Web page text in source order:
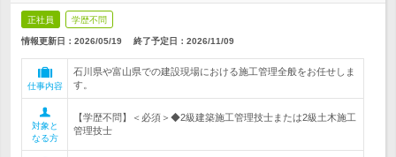
正社員 学歴不問
情報更新日：2026/05/19 終了予定日： 2026/11/09
仕事内容
石川県や富山県での建設現場における施工管理全般をお任せしま
す。
対象と
なる方
【学歴不問】＜必須＞◆2級建築施工管理技士または2級土木施工
管理技士